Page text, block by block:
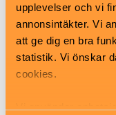
upplevelser och vi
annonsintäkter. Vi
att ge dig en bra
statistik. Vi önskar
cookies.
Vi använder
På Huddinges
träna på cykling
trafikskyltar och
För de mer